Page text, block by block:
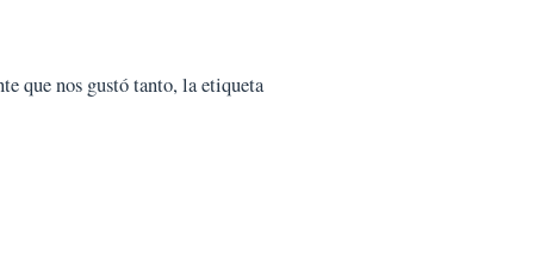
que nos gustó tanto, la etiqueta